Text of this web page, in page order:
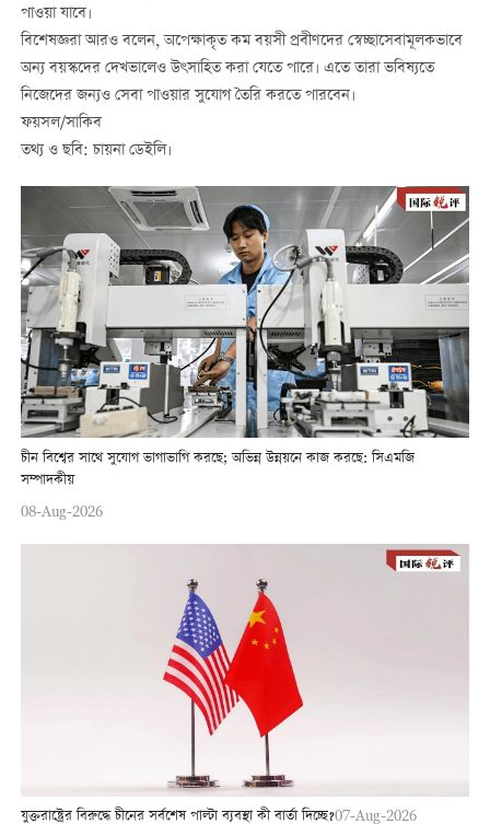
পাওয়া যাবে।
বিশেষজ্ঞরা আরও বলেন, অপেক্ষাকৃত কম বয়সী প্রবীণদের স্বেচ্ছাসেবামূলকভাবে
অন্য বয়স্কদের দেখভালেও উৎসাহিত করা যেতে পারে। এতে তারা ভবিষ্যতে
নিজেদের জন্যও সেবা পাওয়ার সুযোগ তৈরি করতে পারবেন।
ফয়সল/সাকিব
তথ্য ও ছবি: চায়না ডেইলি।
চীন বিশ্বের সাথে সুযোগ ভাগাভাগি করছে; অভিন্ন উন্নয়নে কাজ করছে: সিএমজি
সম্পাদকীয়
08-Aug-2026
যুক্তরাষ্ট্রের বিরুদ্ধে চীনের সর্বশেষ পাল্টা ব্যবস্থা কী বার্তা দিচ্ছে?07-Aug-2026